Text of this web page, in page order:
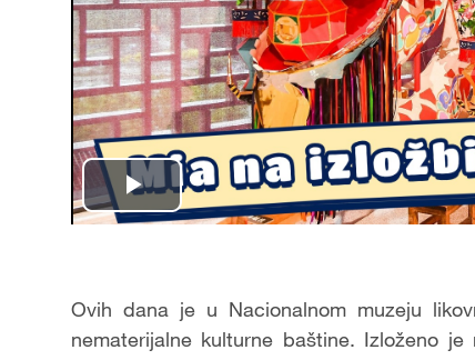
Play
Ovih dana je u Nacionalnom muzeju
nematerijalne kulturne baštine. Izloženo